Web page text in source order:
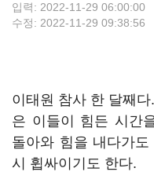
입력: 2022-11-29 06:00:00
수정: 2022-11-29 09:38:56
이태원 참사 한 달째
은 이들이 힘든 시간
돌아와 힘을 내다가
시 휩싸이기도 한다.